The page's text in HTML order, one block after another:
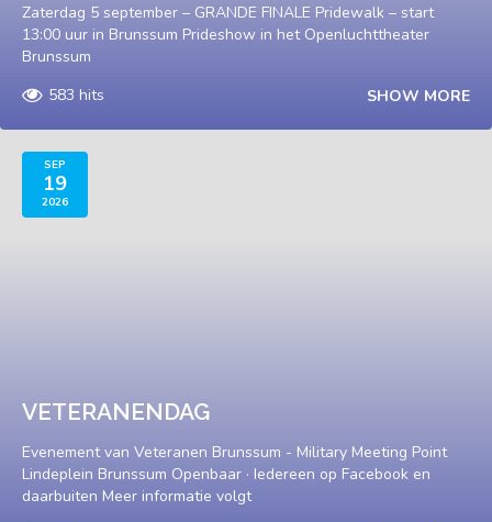
Zaterdag 5 september – GRANDE FINALE Pridewalk – start
13:00 uur in Brunssum Prideshow in het Openluchttheater
Brunssum
583 hits
SHOW MORE
SEP
19
2026
VETERANENDAG
Evenement van Veteranen Brunssum - Military Meeting Point
Lindeplein Brunssum Openbaar · Iedereen op Facebook en
daarbuiten Meer informatie volgt